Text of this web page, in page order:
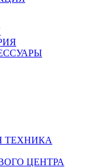
ТЕХНИКА
ЦЕНТРА